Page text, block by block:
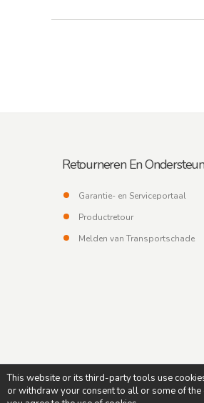
Retourneren En
Garantie- en Serviceportaal
Productretour
Melden van Transportschade
Copyright © - Caffè Italia - All
This website or its third-party tools use
or withdraw your consent to all or some of